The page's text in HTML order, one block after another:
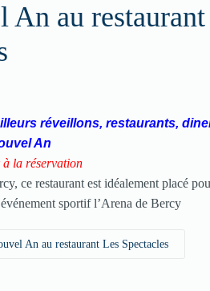
An au
réveillons, restaurants,
An
la réservation
ce restaurant est idéalement placé
sportif l’Arena de Bercy
An au restaurant Les Spectacles